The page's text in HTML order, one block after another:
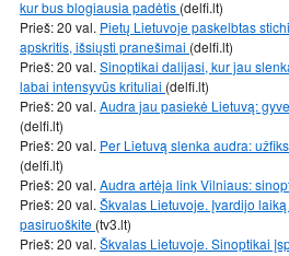
kur bus blogiausia padėtis (delfi.lt)
Prieš: 20 val. Pietų Lietuvoje paskelbtas
apskritis, išsiųsti pranešimai (delfi.lt)
Prieš: 20 val. Sinoptikai dalijasi, kur jau
labai intensyvūs krituliai (delfi.lt)
Prieš: 20 val. Audra jau pasiekė Lietuvą:
(delfi.lt)
Prieš: 20 val. Per Lietuvą slenka audra:
(delfi.lt)
Prieš: 20 val. Audra artėja link Vilniaus:
Prieš: 20 val. Škvalas Lietuvoje. Įvardijo
pasiruoškite (tv3.lt)
Prieš: 20 val. Škvalas Lietuvoje. Sinoptikai